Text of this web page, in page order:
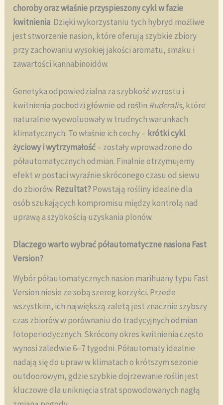
choroby oraz właśnie przyspieszony cykl w fazie
kwitnienia. Dzięki wykorzystaniu tych hybryd możliwe
jest stworzenie nasion, które oferują szybkie zbiory
przy zachowaniu wysokiej jakości aromatu, smaku i
zawartości kannabinoidów.
Genetyka odpowiedzialna za szybkość wzrostu i
kwitnienia pochodzi głównie od roślin Ruderalis, które
naturalnie wyewoluowały w trudnych warunkach
klimatycznych. To właśnie ich cechy – krótki cykl
życiowy i wytrzymałość– zostały wprowadzone do
półautomatycznych odmian. Finalnie otrzymujemy
efekt w postaci wyraźnie skróconego czasu od siewu
do zbiorów. Rezultat?Powstają rośliny idealne dla
osób szukających kompromisu między kontrolą nad
uprawą a szybkością uzyskania plonów.
Dlaczego warto wybrać półautomatyczne nasiona Fast
Version?
Wybór półautomatycznych nasion marihuany typu Fast
Version niesie ze sobą szereg korzyści. Przede
wszystkim, ich największą zaletą jest znacznie szybszy
czas zbiorów w porównaniu do tradycyjnych odmian
fotoperiodycznych. Skrócony okres kwitnienia często
wynosi zaledwie 6–7 tygodni. Półautomaty idealnie
nadają się do upraw w klimatach o krótszym sezonie
outdoorowym, gdzie szybkie dojrzewanie roślin jest
kluczowe dla uniknięcia strat spowodowanych nagłą